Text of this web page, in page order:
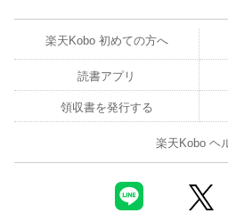
楽天Kobo 初めての方へ
読書アプリ
領収書を発行する
楽天Kobo ヘ